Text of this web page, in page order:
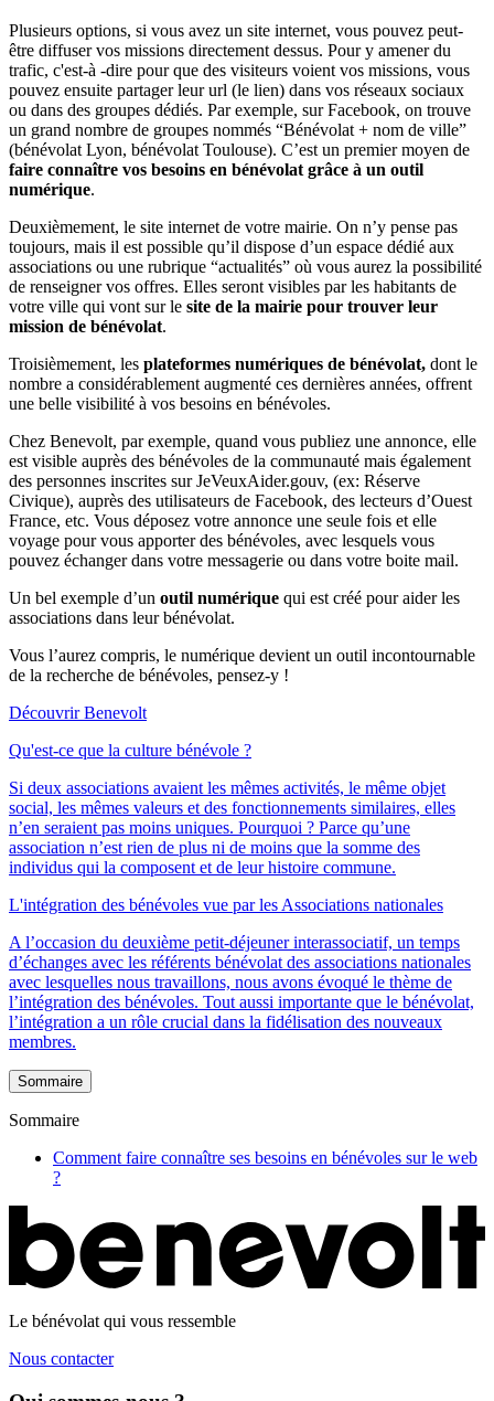
Plusieurs options, si vous avez un site internet, vous pouvez peut-
être diffuser vos missions directement dessus. Pour y amener du
trafic, c'est-à -dire pour que des visiteurs voient vos missions, vous
pouvez ensuite partager leur url (le lien) dans vos réseaux sociaux
ou dans des groupes dédiés. Par exemple, sur Facebook, on trouve
un grand nombre de groupes nommés “Bénévolat + nom de ville”
(bénévolat Lyon, bénévolat Toulouse). C’est un premier moyen de
faire connaître vos besoins en bénévolat grâce à un outil
numérique.
Deuxièmement, le site internet de votre mairie. On n’y pense pas
toujours, mais il est possible qu’il dispose d’un espace dédié aux
associations ou une rubrique “actualités” où vous aurez la possibilité
de renseigner vos offres. Elles seront visibles par les habitants de
votre ville qui vont sur le site de la mairie pour trouver leur
mission de bénévolat.
Troisièmement, les plateformes numériques de bénévolat, dont le
nombre a considérablement augmenté ces dernières années, offrent
une belle visibilité à vos besoins en bénévoles.
Chez Benevolt, par exemple, quand vous publiez une annonce, elle
est visible auprès des bénévoles de la communauté mais également
des personnes inscrites sur JeVeuxAider.gouv, (ex: Réserve
Civique), auprès des utilisateurs de Facebook, des lecteurs d’Ouest
France, etc. Vous déposez votre annonce une seule fois et elle
voyage pour vous apporter des bénévoles, avec lesquels vous
pouvez échanger dans votre messagerie ou dans votre boite mail.
Un bel exemple d’un outil numérique qui est créé pour aider les
associations dans leur bénévolat.
Vous l’aurez compris, le numérique devient un outil incontournable
de la recherche de bénévoles, pensez-y !
Découvrir Benevolt
Qu'est-ce que la culture bénévole ?
Si deux associations avaient les mêmes activités, le même objet
social, les mêmes valeurs et des fonctionnements similaires, elles
n’en seraient pas moins uniques. Pourquoi ? Parce qu’une
association n’est rien de plus ni de moins que la somme des
individus qui la composent et de leur histoire commune.
L'intégration des bénévoles vue par les Associations nationales
A l’occasion du deuxième petit-déjeuner interassociatif, un temps
d’échanges avec les référents bénévolat des associations nationales
avec lesquelles nous travaillons, nous avons évoqué le thème de
l’intégration des bénévoles. Tout aussi importante que le bénévolat,
l’intégration a un rôle crucial dans la fidélisation des nouveaux
membres.
Sommaire
Sommaire
Comment faire connaître ses besoins en bénévoles sur le web
?
Le bénévolat qui vous ressemble
Nous contacter